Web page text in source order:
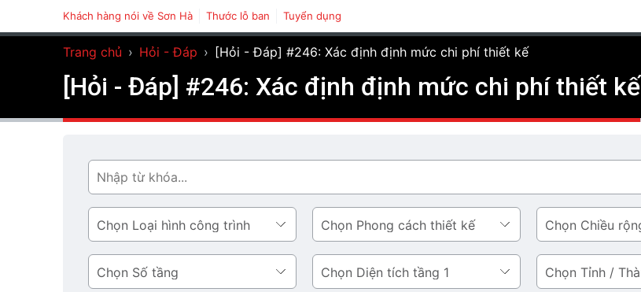
Khách hàng nói về Sơn Hà Thước lỗ ban Tuyển dụng
Trang chủ › Hỏi - Đáp › [Hỏi - Đáp] #246: Xác định định mức chi phí thiết kế
[Hỏi - Đáp] #246: Xác định định mức chi phí thiết kế
Tìm
Loại
hình
công
trình
Phong
cách
thiết
kế
Chiều
rộng
mặt
tiền
Số
tầng
Diện
tích
Tỉnh
/